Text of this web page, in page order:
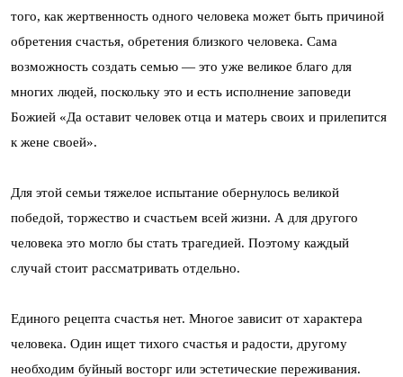
того, как жертвенность одного человека может быть причиной
обретения счастья, обретения близкого человека. Сама
возможность создать семью — это уже великое благо для
многих людей, поскольку это и есть исполнение заповеди
Божией «Да оставит человек отца и матерь своих и прилепится
к жене своей».
Для этой семьи тяжелое испытание обернулось великой
победой, торжество и счастьем всей жизни. А для другого
человека это могло бы стать трагедией. Поэтому каждый
случай стоит рассматривать отдельно.
Единого рецепта счастья нет. Многое зависит от характера
человека. Один ищет тихого счастья и радости, другому
необходим буйный восторг или эстетические переживания.